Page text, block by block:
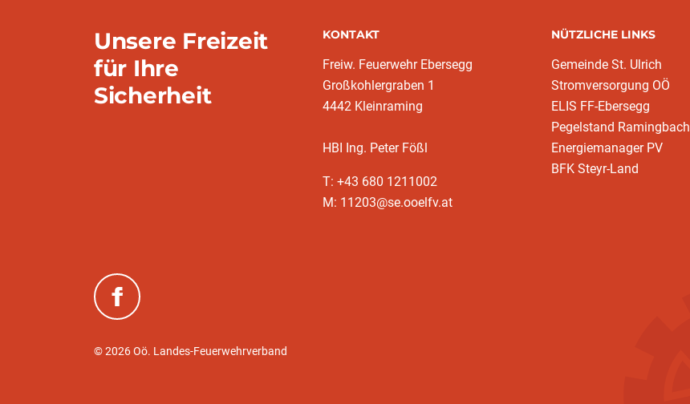
Unsere Freizeit
für Ihre
Sicherheit
KONTAKT
Freiw. Feuerwehr Ebersegg
Großkohlergraben 1
4442 Kleinraming
HBI Ing. Peter Fößl
T: +43 680 1211002
M: 11203@se.ooelfv.at
NÜTZLICHE LINKS
Gemeinde St. Ulrich
Stromversorgung OÖ
ELIS FF-Ebersegg
Pegelstand Ramingbach
Energiemanager PV
BFK Steyr-Land
(neues Fenster)
© 2026 Oö. Landes-Feuerwehrverband